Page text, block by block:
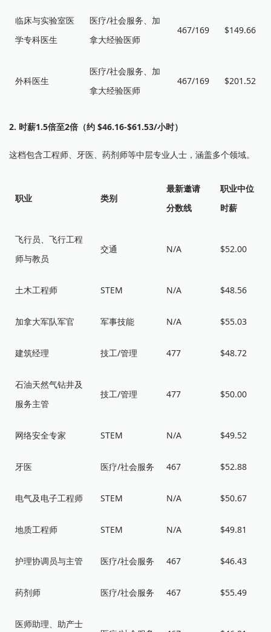
临床与实验室医
学专科医生
医疗/社会服务、加
拿大经验医师
467/169 $149.66
外科医生
医疗/社会服务、加
拿大经验医师
467/169 $201.52
2. 时薪1.5倍至2倍（约 $46.16-$61.53/小时）
这档包含工程师、牙医、药剂师等中层专业人士，涵盖多个领域。
职业 类别
最新邀请
分数线
职业中位
时薪
飞行员、飞行工程
师与教员
交通 N/A $52.00
土木工程师 STEM N/A $48.56
加拿大军队军官 军事技能 N/A $55.03
建筑经理 技工/管理 477 $48.72
石油天然气钻井及
服务主管
技工/管理 477 $50.00
网络安全专家 STEM N/A $49.52
牙医 医疗/社会服务 467 $52.88
电气及电子工程师 STEM N/A $50.67
地质工程师 STEM N/A $49.81
护理协调员与主管 医疗/社会服务 467 $46.43
药剂师 医疗/社会服务 467 $55.49
医师助理、助产士